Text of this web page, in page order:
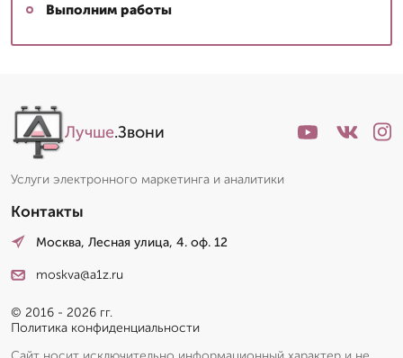
Выполним работы
Лучше.Звони
Услуги электронного маркетинга и аналитики
Контакты
Москва, Лесная улица, 4. оф. 12
moskva@a1z.ru
© 2016 - 2026 гг.
Политика конфиденциальности